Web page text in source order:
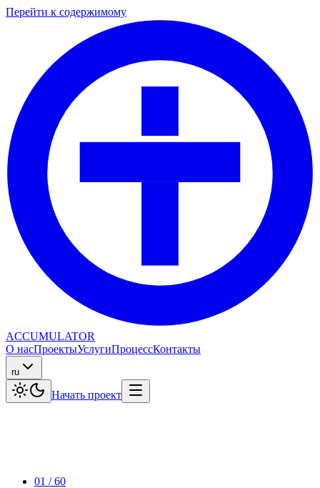
Перейти к содержимому
ACCUMULATOR
О насПроектыУслугиПроцессКонтакты
ru
Начать проект
01 /60